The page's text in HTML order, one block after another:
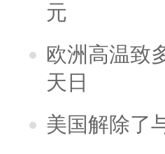
元
欧洲高温致
天日
美国解除了